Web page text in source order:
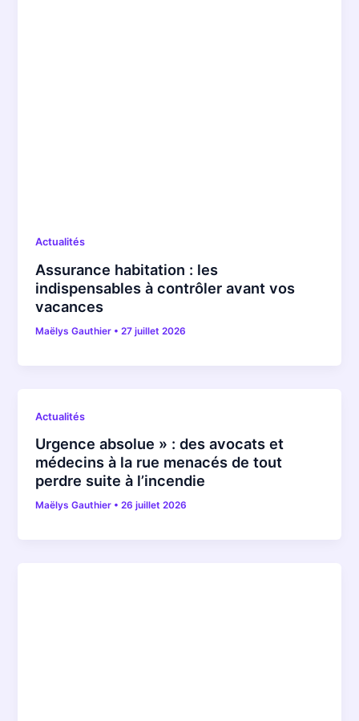
Actualités
Assurance habitation : les
indispensables à contrôler avant vos
vacances
Maëlys Gauthier •27 juillet 2026
Actualités
Urgence absolue » : des avocats et
médecins à la rue menacés de tout
perdre suite à l’incendie
Maëlys Gauthier •26 juillet 2026